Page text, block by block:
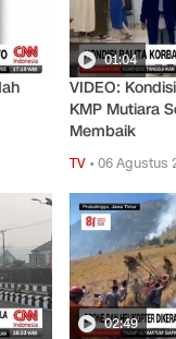
01:04
VIDEO:
KMP Mutiara
Membaik
TV •06 Agustus
02:49